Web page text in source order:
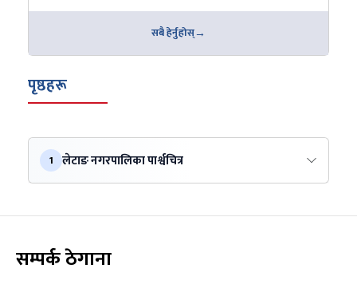
सबै हेर्नुहोस्
पृष्ठहरू
1 लेटाङ नगरपालिका पार्श्वचित्र
सम्पर्क ठेगाना